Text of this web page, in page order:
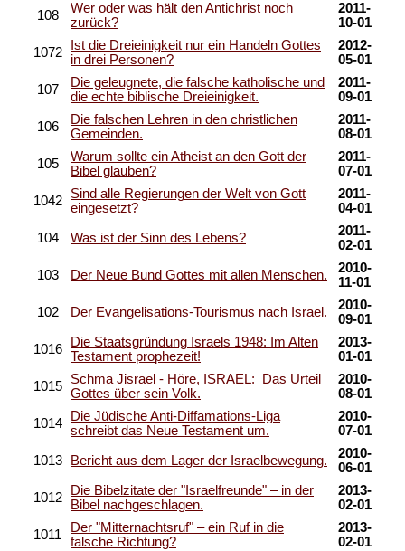
108
Wer oder was hält den Antichrist noch
zurück?
2011-
10-01
1072
Ist die Dreieinigkeit nur ein Handeln Gottes
in drei Personen?
2012-
05-01
107
Die geleugnete, die falsche katholische und
die echte biblische Dreieinigkeit.
2011-
09-01
106
Die falschen Lehren in den christlichen
Gemeinden.
2011-
08-01
105
Warum sollte ein Atheist an den Gott der
Bibel glauben?
2011-
07-01
1042
Sind alle Regierungen der Welt von Gott
eingesetzt?
2011-
04-01
104 Was ist der Sinn des Lebens?
2011-
02-01
103 Der Neue Bund Gottes mit allen Menschen.
2010-
11-01
102 Der Evangelisations-Tourismus nach Israel.
2010-
09-01
1016
Die Staatsgründung Israels 1948: Im Alten
Testament prophezeit!
2013-
01-01
1015
Schma Jisrael - Höre, ISRAEL: Das Urteil
Gottes über sein Volk.
2010-
08-01
1014
Die Jüdische Anti-Diffamations-Liga
schreibt das Neue Testament um.
2010-
07-01
1013 Bericht aus dem Lager der Israelbewegung.
2010-
06-01
1012
Die Bibelzitate der "Israelfreunde" – in der
Bibel nachgeschlagen.
2013-
02-01
1011
Der "Mitternachtsruf" – ein Ruf in die
falsche Richtung?
2013-
02-01